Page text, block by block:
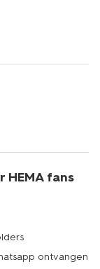
HEMA fans
ontvangen